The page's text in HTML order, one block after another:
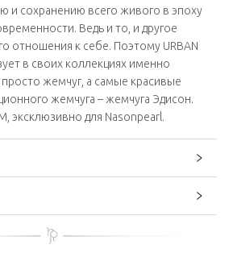
и сохранению всего живого в эпоху
Ведь и то, и другое
отношения к себе. Поэтому URBAN
в своих коллекциях именно
жемчуг, а самые красивые
жемчуга – жемчуга Эдисон.
эксклюзивно для Nasonpearl.